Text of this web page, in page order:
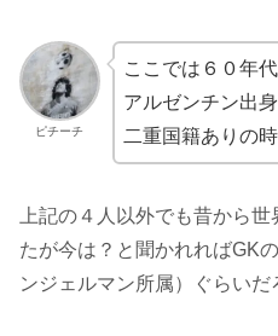
ピチーチ
ここでは６０年
アルゼンチン出
二重国籍ありの
上記の４人以外でも昔から
たが今は？と聞かれればGK
ンジェルマン所属）ぐらいだ